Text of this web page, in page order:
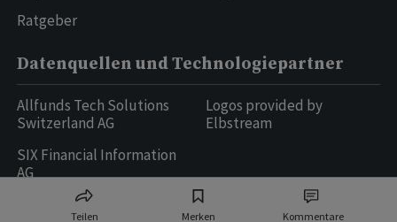
Teilen Merken Kommentare
Ratgeber
Datenquellen und Technologiepartner
Allfunds Tech Solutions
Switzerland AG
SIX Financial Information
AG
Logos provided by
Elbstream